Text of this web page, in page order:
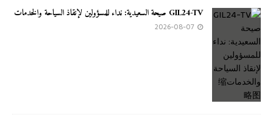
GIL24-TV صيحة السعيدية: نداء للمسؤولين لإنقاذ السياحة والخدمات
2026-08-07